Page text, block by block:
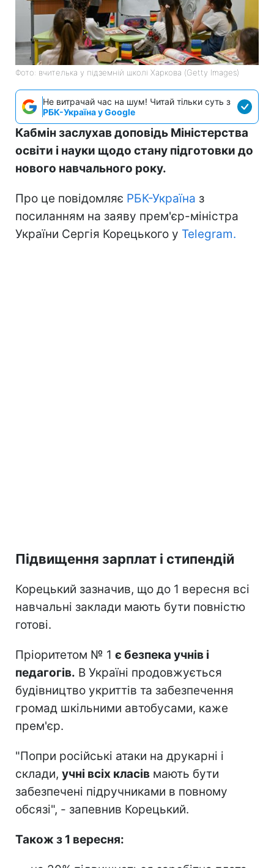
Фото: вчителька у підземній школі Харкова (Getty Images)
Не витрачай час на шум! Читай тільки суть з
РБК-Україна у Google
Кабмін заслухав доповідь Міністерства
освіти і науки щодо стану підготовки до
нового навчального року.
Про це повідомляє РБК-Україна з
посиланням на заяву прем'єр-міністра
України Сергія Корецького у Telegram.
Підвищення зарплат і стипендій
Корецький зазначив, що до 1 вересня всі
навчальні заклади мають бути повністю
готові.
Пріоритетом № 1 є безпека учнів і
педагогів. В Україні продовжується
будівництво укриттів та забезпечення
громад шкільними автобусами, каже
прем'єр.
"Попри російські атаки на друкарні і
склади, учні всіх класів мають бути
забезпечені підручниками в повному
обсязі", - запевнив Корецький.
Також з 1 вересня: